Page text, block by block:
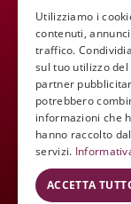
© 2021 All
Codice fiscale
Mail:
Tel:
+39 340
Utilizziamo i
contenuti,
traffico.
sul tuo utilizzo
partner
potrebbero
informazioni che
hanno raccolto
servizi.
ACCETTA